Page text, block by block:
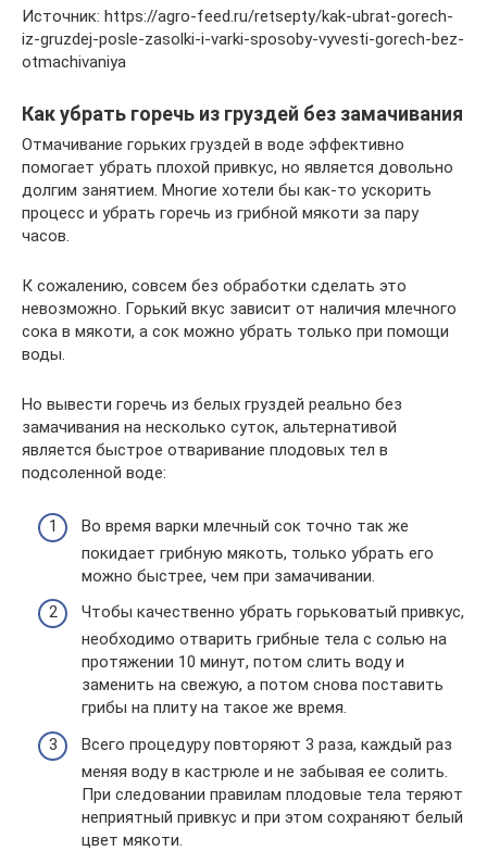
Источник: https://agro-feed.ru/retsepty/kak-ubrat-gorech-
iz-gruzdej-posle-zasolki-i-varki-sposoby-vyvesti-gorech-bez-
otmachivaniya
Как убрать горечь из груздей без замачивания
Отмачивание горьких груздей в воде эффективно
помогает убрать плохой привкус, но является довольно
долгим занятием. Многие хотели бы как-то ускорить
процесс и убрать горечь из грибной мякоти за пару
часов.
К сожалению, совсем без обработки сделать это
невозможно. Горький вкус зависит от наличия млечного
сока в мякоти, а сок можно убрать только при помощи
воды.
Но вывести горечь из белых груздей реально без
замачивания на несколько суток, альтернативой
является быстрое отваривание плодовых тел в
подсоленной воде:
Во время варки млечный сок точно так же
покидает грибную мякоть, только убрать его
можно быстрее, чем при замачивании.
Чтобы качественно убрать горьковатый привкус,
необходимо отварить грибные тела с солью на
протяжении 10 минут, потом слить воду и
заменить на свежую, а потом снова поставить
грибы на плиту на такое же время.
Всего процедуру повторяют 3 раза, каждый раз
меняя воду в кастрюле и не забывая ее солить.
При следовании правилам плодовые тела теряют
неприятный привкус и при этом сохраняют белый
цвет мякоти.